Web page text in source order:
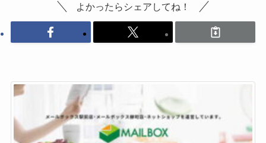
よかったらシェアしてね！